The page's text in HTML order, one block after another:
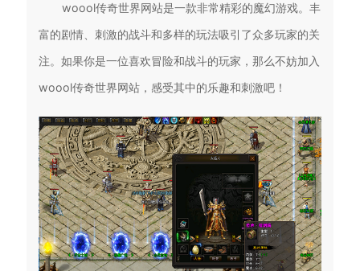
woool传奇世界网站是一款非常精彩的魔幻游戏。丰
富的剧情、刺激的战斗和多样的玩法吸引了众多玩家的关
注。如果你是一位喜欢冒险和战斗的玩家，那么不妨加入
woool传奇世界网站，感受其中的乐趣和刺激吧！